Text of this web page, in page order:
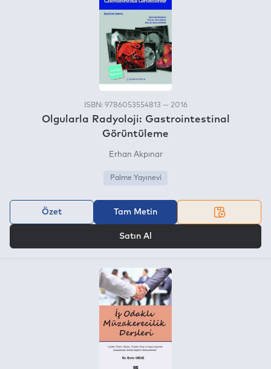
ISBN: 9786053554813 — 2016
Olgularla Radyoloji: Gastrointestinal
Görüntüleme
Erhan Akpınar
Palme Yayınevi
Özet Tam Metin
Satın Al